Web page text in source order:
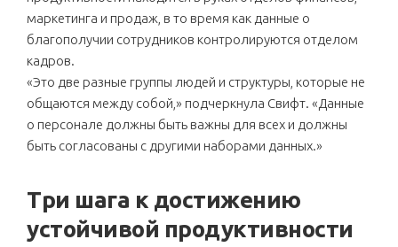
маркетинга и продаж, в то время как данные о
благополучии сотрудников контролируются отделом
кадров.
«Это две разные группы людей и структуры, которые не
общаются между собой,» подчеркнула Свифт. «Данные
о персонале должны быть важны для всех и должны
быть согласованы с другими наборами данных.»
Три шага к достижению
устойчивой продуктивности